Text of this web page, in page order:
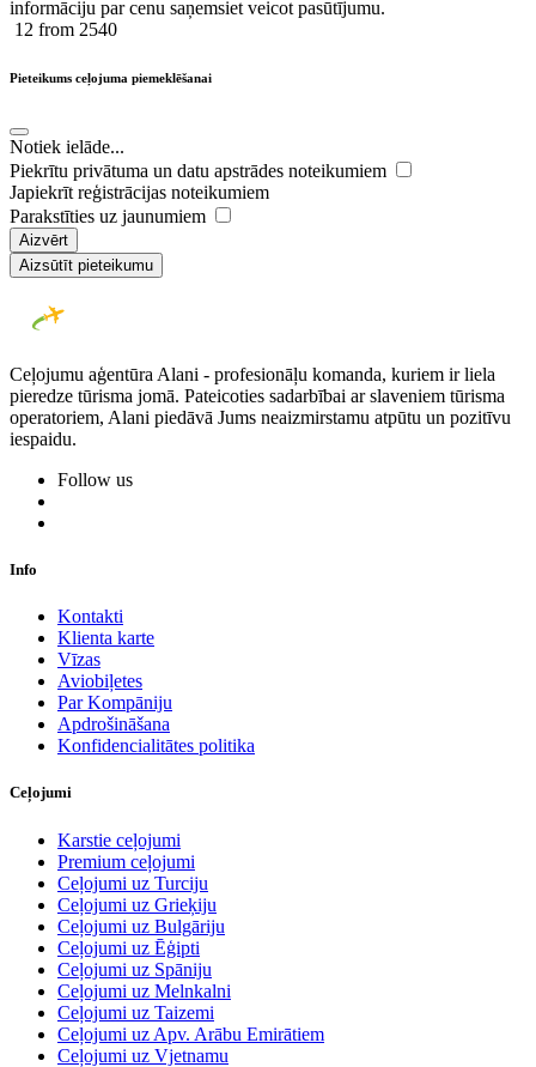
informāciju par cenu saņemsiet veicot pasūtījumu.
12 from 2540
Pieteikums ceļojuma piemeklēšanai
Notiek ielāde...
Piekrītu privātuma un datu apstrādes noteikumiem
Japiekrīt reģistrācijas noteikumiem
Parakstīties uz jaunumiem
Aizvērt
Aizsūtīt pieteikumu
Ceļojumu aģentūra Alani - profesionāļu komanda, kuriem ir liela
pieredze tūrisma jomā. Pateicoties sadarbībai ar slaveniem tūrisma
operatoriem, Alani piedāvā Jums neaizmirstamu atpūtu un pozitīvu
iespaidu.
Follow us
Info
Kontakti
Klienta karte
Vīzas
Aviobiļetes
Par Kompāniju
Apdrošināšana
Konfidencialitātes politika
Ceļojumi
Karstie ceļojumi
Premium ceļojumi
Ceļojumi uz Turciju
Ceļojumi uz Grieķiju
Ceļojumi uz Bulgāriju
Ceļojumi uz Ēģipti
Ceļojumi uz Spāniju
Ceļojumi uz Melnkalni
Ceļojumi uz Taizemi
Ceļojumi uz Apv. Arābu Emirātiem
Ceļojumi uz Vjetnamu